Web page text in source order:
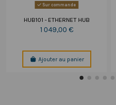
Sur commande
HUB101 - ETHERNET HUB
1 049,00 €
Ajouter au panier